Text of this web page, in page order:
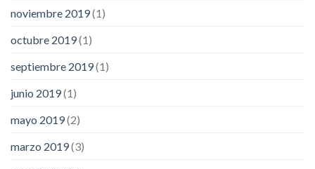
noviembre 2019(1)
octubre 2019(1)
septiembre 2019(1)
junio 2019(1)
mayo 2019(2)
marzo 2019(3)